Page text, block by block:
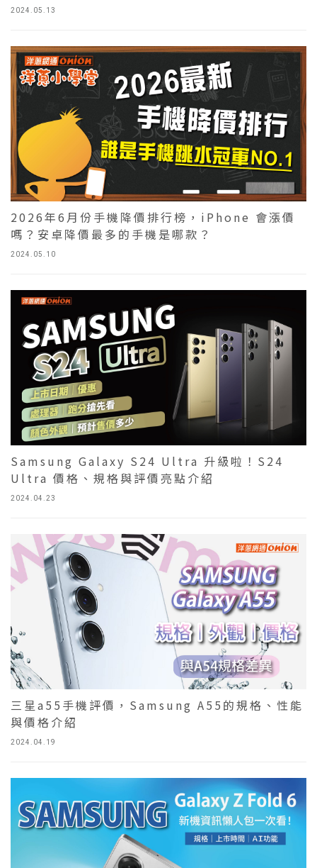
2024.05.13
2024.05.10
2026年6月份手機降價排行榜，iPhone 會漲價
嗎？安卓降價最多的手機是哪款？
2024.04.23
Samsung Galaxy S24 Ultra 升級啦！S24
Ultra 價格、規格與評價亮點介紹
2024.04.19
三星a55手機評價，Samsung A55的規格、性能
與價格介紹